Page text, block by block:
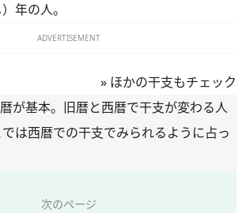
年の人。
ADVERTISEMENT
» ほかの干支もチェック
が基本。旧暦と西暦で干支が変わる人
は西暦での干支でみられるように占っ
次のページ